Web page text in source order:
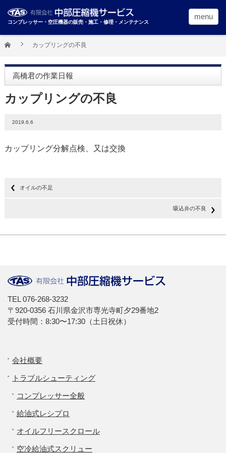
コンプレッサー・空圧機器の販売・施工・修理・メンテナンス
menu
カップリングの不良
高橋君の作業日報
カップリングの不良
2019.6.6
カップリング分解点検、又は交換
オイルの不足
吸込弁の不良
TEL 076-268-3232
〒920-0356 石川県金沢市専光寺町夕29番地2
受付時間：8:30〜17:30（土日祝休）
会社概要
トラブルシューティング
コンプレッサー全般
給油式レシプロ
オイルフリースクロール
空冷給油式スクリュー